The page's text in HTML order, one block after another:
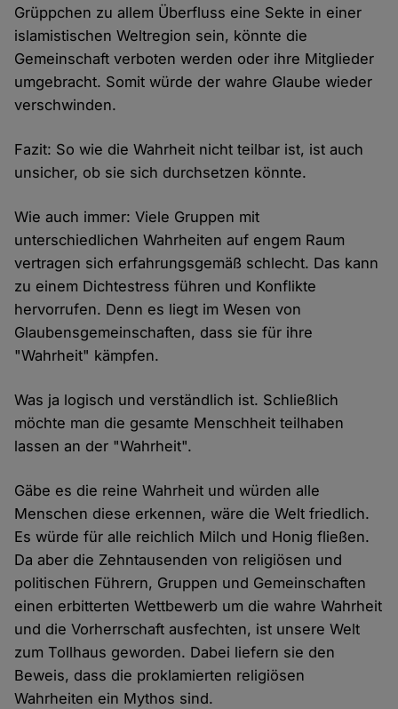
Grüppchen zu allem Überfluss eine Sekte in einer
islamistischen Weltregion sein, könnte die
Gemeinschaft verboten werden oder ihre Mitglieder
umgebracht. Somit würde der wahre Glaube wieder
verschwinden.
Fazit: So wie die Wahrheit nicht teilbar ist, ist auch
unsicher, ob sie sich durchsetzen könnte.
Wie auch immer: Viele Gruppen mit
unterschiedlichen Wahrheiten auf engem Raum
vertragen sich erfahrungsgemäß schlecht. Das kann
zu einem Dichtestress führen und Konflikte
hervorrufen. Denn es liegt im Wesen von
Glaubensgemeinschaften, dass sie für ihre
"Wahrheit" kämpfen.
Was ja logisch und verständlich ist. Schließlich
möchte man die gesamte Menschheit teilhaben
lassen an der "Wahrheit".
Gäbe es die reine Wahrheit und würden alle
Menschen diese erkennen, wäre die Welt friedlich.
Es würde für alle reichlich Milch und Honig fließen.
Da aber die Zehntausenden von religiösen und
politischen Führern, Gruppen und Gemeinschaften
einen erbitterten Wettbewerb um die wahre Wahrheit
und die Vorherrschaft ausfechten, ist unsere Welt
zum Tollhaus geworden. Dabei liefern sie den
Beweis, dass die proklamierten religiösen
Wahrheiten ein Mythos sind.